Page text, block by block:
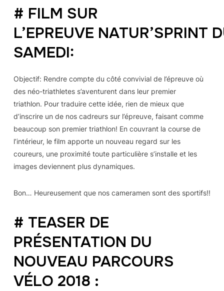
# FILM SUR
L’EPREUVE NATUR’SPRINT
SAMEDI:
Objectif: Rendre compte du côté convivial de l’épreuve où
des néo-triathletes s’aventurent dans leur premier
triathlon. Pour traduire cette idée, rien de mieux que
d’inscrire un de nos cadreurs sur l’épreuve, faisant comme
beaucoup son premier triathlon! En couvrant la course de
l’intérieur, le film apporte un nouveau regard sur les
coureurs, une proximité toute particulière s’installe et les
images deviennent plus dynamiques.
Bon… Heureusement que nos cameramen sont des sportifs!!
# TEASER DE
PRÉSENTATION DU
NOUVEAU PARCOURS
VÉLO 2018 :